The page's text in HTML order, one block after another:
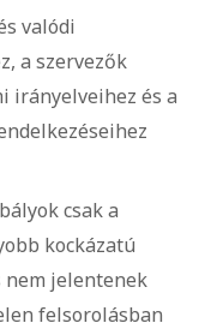
valódi
a szervezők
irányelveihez és a
csak a
kockázatú
nem jelentenek
felsorolásban